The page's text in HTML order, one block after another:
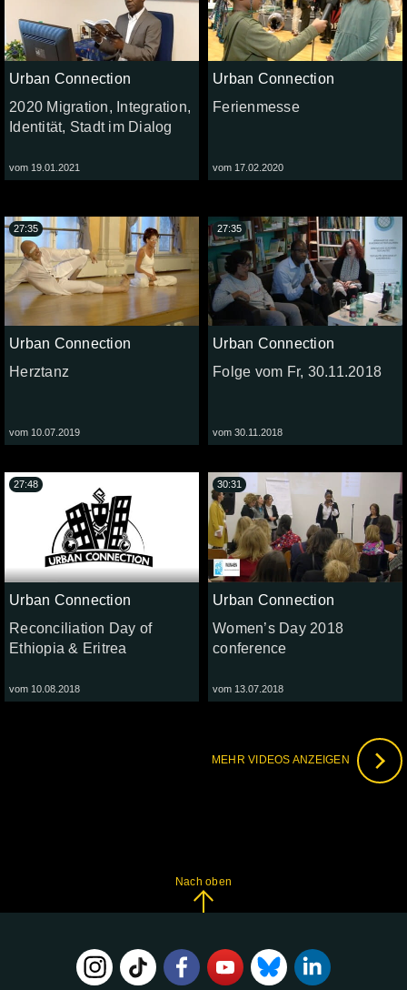
Urban Connection
2020 Migration, Integration,
Identität, Stadt im Dialog
vom 19.01.2021
Urban Connection
Ferienmesse
vom 17.02.2020
Urban Connection
Herztanz
vom 10.07.2019
27:35
Urban Connection
Folge vom Fr, 30.11.2018
vom 30.11.2018
27:35
Urban Connection
Reconciliation Day of
Ethiopia & Eritrea
vom 10.08.2018
27:48
Urban Connection
Women’s Day 2018
conference
vom 13.07.2018
30:31
MEHR VIDEOS ANZEIGEN
Nach oben